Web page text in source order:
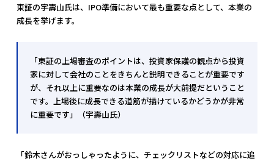
東証の宇壽山氏は、IPO準備において最も重要な点として、本業の
成長を挙げます。
「東証の上場審査のポイントは、投資家保護の観点から投資
家に対して会社のことをきちんと説明できることが重要です
が、それ以上に重要なのは本業の成長が大前提だということ
です。上場後に成長できる道筋が描けているかどうかが非常
に重要です」（宇壽山氏）
「鈴木さんがおっしゃったように、チェックリストなどの対応に追